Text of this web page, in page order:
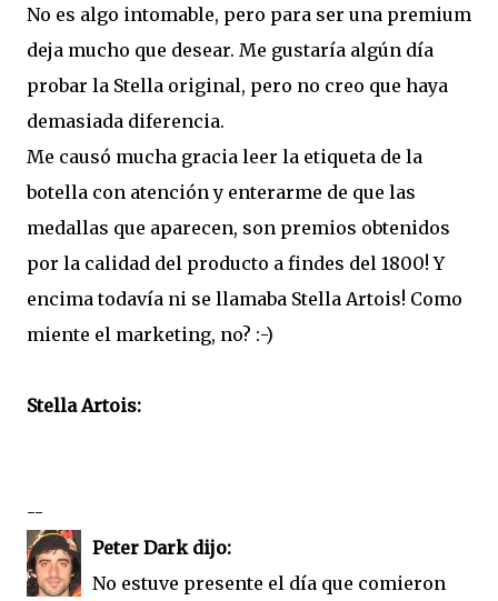
No es algo intomable, pero para ser una premium
deja mucho que desear. Me gustaría algún día
probar la Stella original, pero no creo que haya
demasiada diferencia.
Me causó mucha gracia leer la etiqueta de la
botella con atención y enterarme de que las
medallas que aparecen, son premios obtenidos
por la calidad del producto a findes del 1800! Y
encima todavía ni se llamaba Stella Artois! Como
miente el marketing, no? :-)
Stella Artois:
--
Peter Dark dijo:
No estuve presente el día que comieron